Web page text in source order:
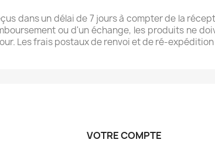
dans un délai de 7 jours à compter de la
ou d'un échange, les produits ne
Les frais postaux de renvoi et de ré-
VOTRE COMPTE